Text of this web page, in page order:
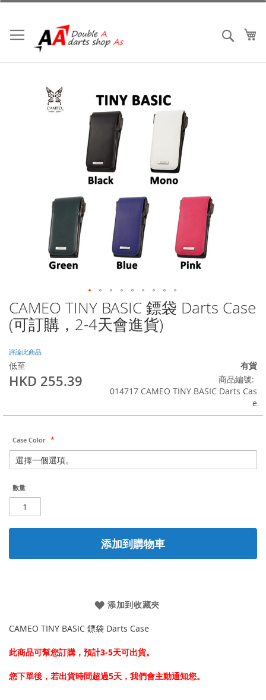
跳
內
容
搜索
CAMEO TINY BASIC 鏢袋 Darts Case
(可訂購，2-4天會進貨)
評論此商品
低至
HKD 255.39
有貨
商品編號
014717 CAMEO TINY BASIC Darts Cas
e
Case Color
數量
添加到購物車
添加到收藏夾
CAMEO TINY BASIC 鏢袋 Darts Case
此商品可幫您訂購，預計3-5天可出貨。
您下單後，若出貨時間超過5天，我們會主動通知您。
Skip
to
the
of
the
images
gallery